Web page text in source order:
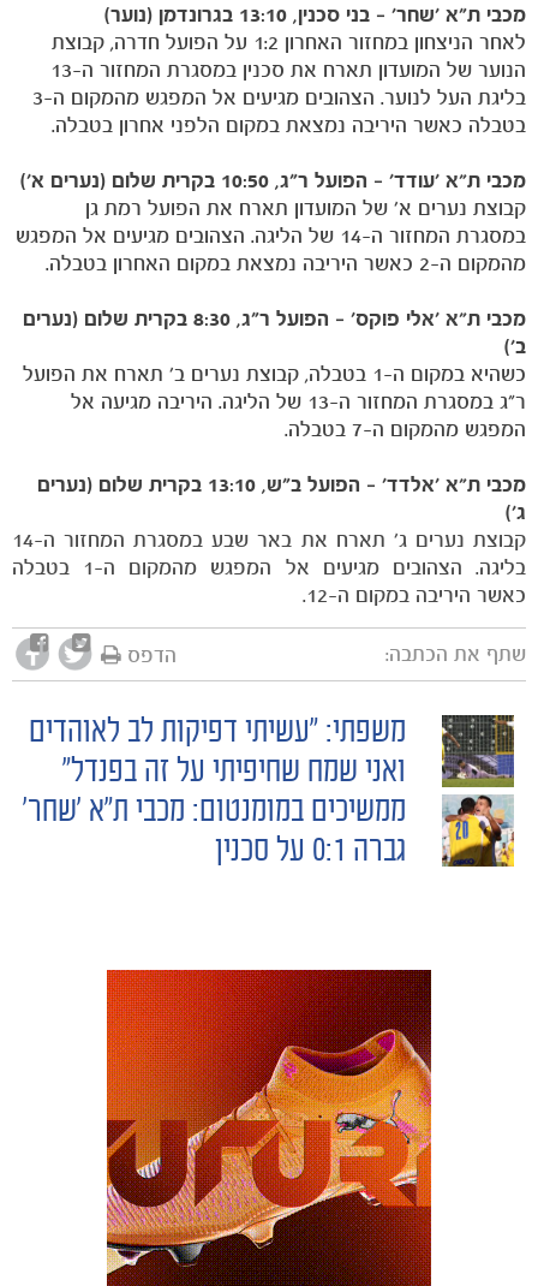
משחקים
מכבי ת״א ׳שחר׳ – בני סכנין, 13:10 בגרונדמן (נוער)
לאחר הניצחון במחזור האחרון 1:2 על הפועל חדרה, קבוצת
הנוער של המועדון תארח את סכנין במסגרת המחזור ה-13
בליגת העל לנוער. הצהובים מגיעים אל המפגש מהמקום ה-3
בטבלה כאשר היריבה נמצאת במקום הלפני אחרון בטבלה.
מכבי ת"א ׳עודד׳ – הפועל ר״ג, 10:50 בקרית שלום (נערים א׳)
קבוצת נערים א׳ של המועדון תארח את הפועל רמת גן
במסגרת המחזור ה-14 של הליגה. הצהובים מגיעים אל המפגש
מהמקום ה-2 כאשר היריבה נמצאת במקום האחרון בטבלה.
מכבי ת"א ׳אלי פוקס׳ – הפועל ר״ג, 8:30 בקרית שלום (נערים
ב׳)
כשהיא במקום ה-1 בטבלה, קבוצת נערים ב׳ תארח את הפועל
ר״ג במסגרת המחזור ה-13 של הליגה. היריבה מגיעה אל
המפגש מהמקום ה-7 בטבלה.
מכבי ת"א ׳אלדד׳ – הפועל ב״ש, 13:10 בקרית שלום (נערים
ג׳)
קבוצת נערים ג׳ תארח את באר שבע במסגרת המחזור ה-14
בליגה. הצהובים מגיעים אל המפגש מהמקום ה-1 בטבלה
כאשר היריבה במקום ה-12.
שתף את הכתבה: הדפס
POST
NAVIGATION
משפתי: ״עשיתי דפיקות לב לאוהדים
ואני שמח שחיפיתי על זה בפנדל״
ממשיכים במומנטום: מכבי ת״א ׳שחר׳
גברה 0:1 על סכנין